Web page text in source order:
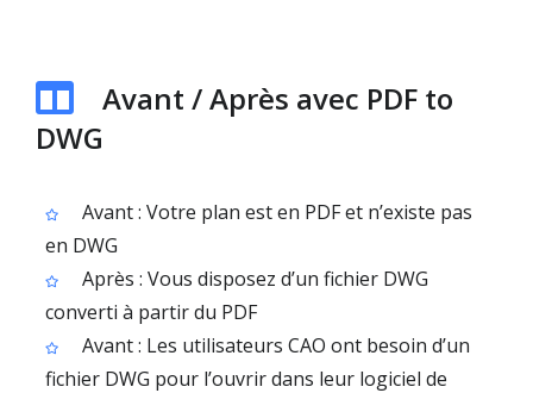
Avant / Après avec PDF to
DWG
Avant : Votre plan est en PDF et n’existe pas
en DWG
Après : Vous disposez d’un fichier DWG
converti à partir du PDF
Avant : Les utilisateurs CAO ont besoin d’un
fichier DWG pour l’ouvrir dans leur logiciel de